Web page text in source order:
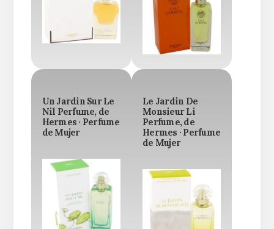
Un Jardin Sur Le
Nil Perfume, de
Hermes · Perfume
de Mujer
Le Jardin De
Monsieur Li
Perfume, de
Hermes · Perfume
de Mujer